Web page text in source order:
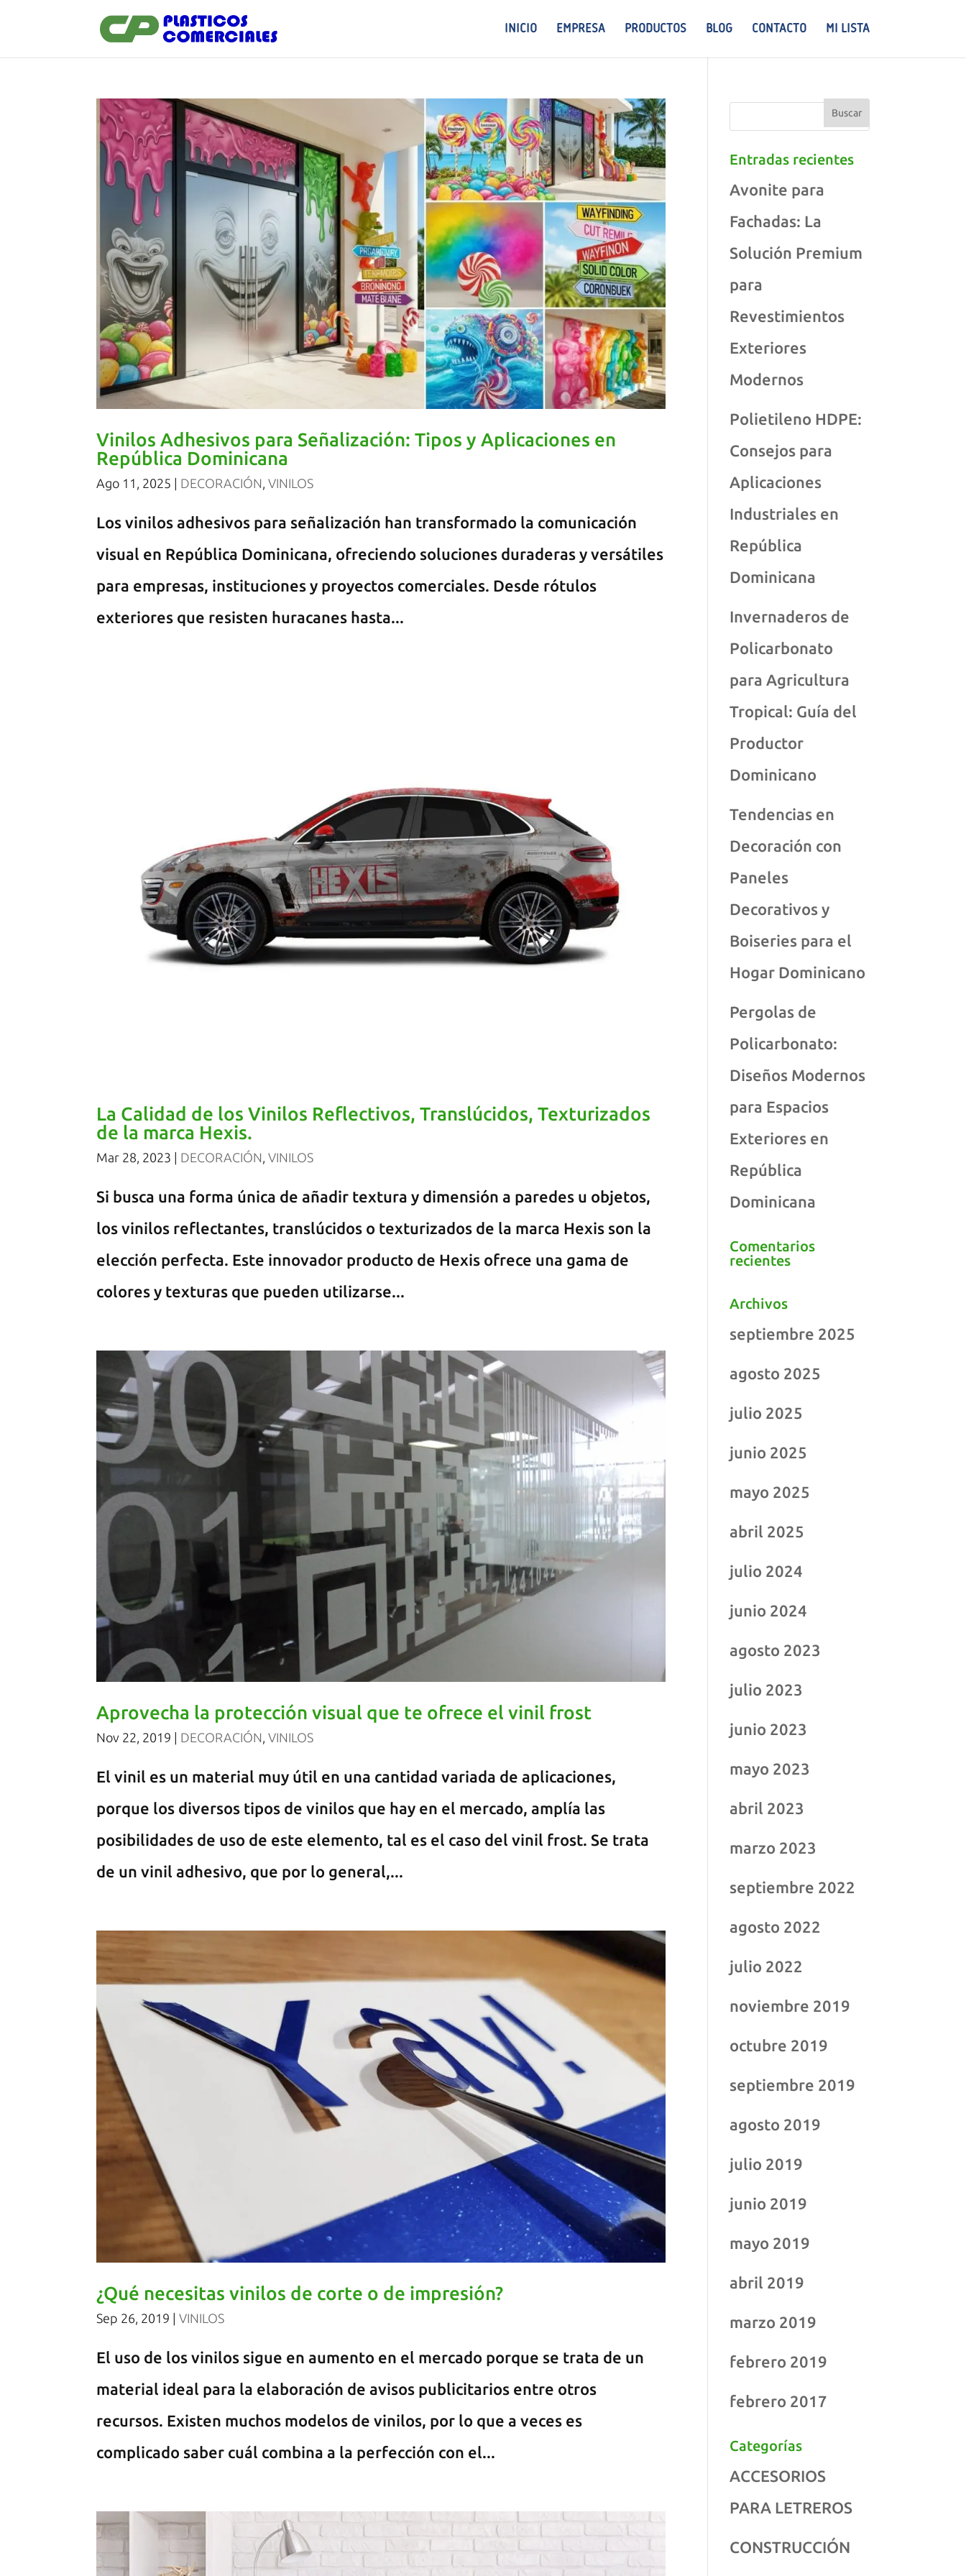
INICIO EMPRESA PRODUCTOS BLOG CONTACTO MI LISTA
Vinilos Adhesivos para Señalización: Tipos y Aplicaciones en
República Dominicana
Ago 11, 2025 DECORACIÓN,VINILOS
Los vinilos adhesivos para señalización han transformado la comunicación
visual en República Dominicana, ofreciendo soluciones duraderas y versátiles
para empresas, instituciones y proyectos comerciales. Desde rótulos
exteriores que resisten huracanes hasta...
La Calidad de los Vinilos Reflectivos, Translúcidos, Texturizados
de la marca Hexis.
Mar 28, 2023 | DECORACIÓN ,VINILOS
Si busca una forma única de añadir textura y dimensión a paredes u objetos,
los vinilos reflectantes, translúcidos o texturizados de la marca Hexis son la
elección perfecta. Este innovador producto de Hexis ofrece una gama de
colores y texturas que pueden utilizarse...
Aprovecha la protección visual que te ofrece el vinil frost
Nov 22, 2019 DECORACIÓN,VINILOS
El vinil es un material muy útil en una cantidad variada de aplicaciones,
porque los diversos tipos de vinilos que hay en el mercado, amplía las
posibilidades de uso de este elemento, tal es el caso del vinil frost. Se trata
de un vinil adhesivo, que por lo general,...
¿Qué necesitas vinilos de corte o de impresión?
Sep 26, 2019 |VINILOS
El uso de los vinilos sigue en aumento en el mercado porque se trata de un
material ideal para la elaboración de avisos publicitarios entre otros
recursos. Existen muchos modelos de vinilos, por lo que a veces es
complicado saber cuál combina a la perfección con el...
Entradas recientes
Avonite para
Fachadas: La
Solución Premium
para
Revestimientos
Exteriores
Modernos
Polietileno HDPE:
Consejos para
Aplicaciones
Industriales en
República
Dominicana
Invernaderos de
Policarbonato
para Agricultura
Tropical: Guía del
Productor
Dominicano
Tendencias en
Decoración con
Paneles
Decorativos y
Boiseries para el
Hogar Dominicano
Pergolas de
Policarbonato:
Diseños Modernos
para Espacios
Exteriores en
República
Dominicana
Comentarios
recientes
Archivos
septiembre 2025
agosto 2025
julio 2025
junio 2025
mayo 2025
abril 2025
julio 2024
junio 2024
agosto 2023
julio 2023
junio 2023
mayo 2023
abril 2023
marzo 2023
septiembre 2022
agosto 2022
julio 2022
noviembre 2019
octubre 2019
septiembre 2019
agosto 2019
julio 2019
junio 2019
mayo 2019
abril 2019
marzo 2019
febrero 2019
febrero 2017
Categorías
ACCESORIOS
PARA LETREROS
CONSTRUCCIÓN